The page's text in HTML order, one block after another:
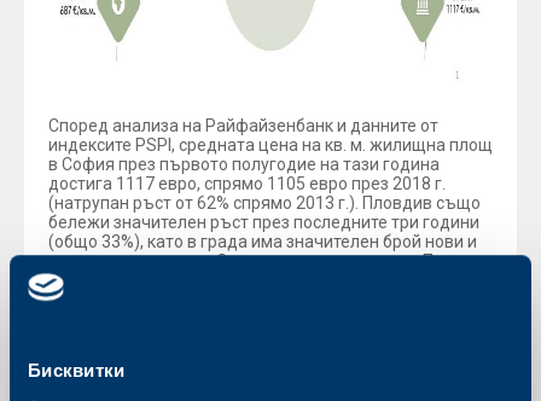
Бисквитки
Според анализа на Райфайзенбанк и данните от
индексите PSPI, средната цена на кв. м. жилищна площ
в София през първото полугодие на тази година
достига 1117 евро, спрямо 1105 евро през 2018 г.
(натрупан ръст от 62% спрямо 2013 г.). Пловдив също
бележи значителен ръст през последните три години
(общо 33%), като в града има значителен брой нови и
строящи се проекти. Средната цена на кв. м. в Пловдив
през 2019 г. достига 765 евро. Варна е градът, в който
цените на имотите се променят най-плавно – към края
цената на кв. м. през тази година достига 863 евро.